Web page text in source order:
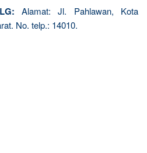
Alamat: Jl. Pahlawan, Kota
No. telp.: 14010.